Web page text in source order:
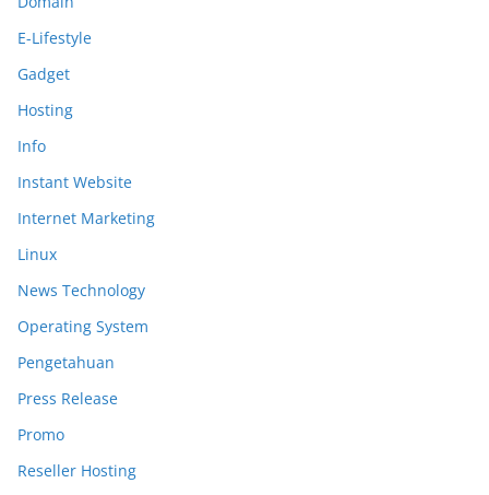
E-Lifestyle
Gadget
Hosting
Info
Instant Website
Internet Marketing
Linux
News Technology
Operating System
Pengetahuan
Press Release
Promo
Reseller Hosting